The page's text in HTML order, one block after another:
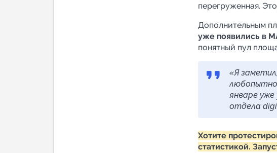
перегруженная.
Дополнительным
уже появились в
понятный пул
«Я
любопытно
январе
отдела
Хотите
статистикой.